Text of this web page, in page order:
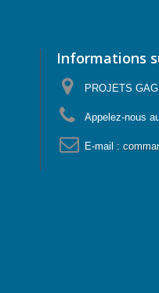
Informations
PROJETS
Appelez-nous
E-mail :